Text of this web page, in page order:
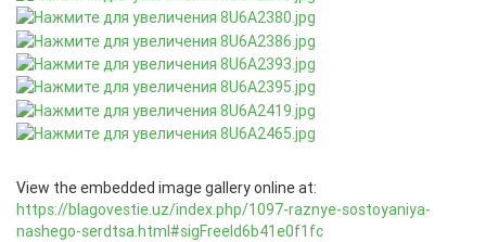
View the embedded image gallery online at:
https://blagovestie.uz/index.php/1097-raznye-sostoyaniya-
nashego-serdtsa.html#sigFreeId6b41e0f1fc